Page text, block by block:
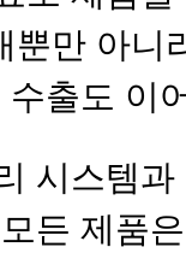
뿐만 아니
출도 이
시스템
든 제품